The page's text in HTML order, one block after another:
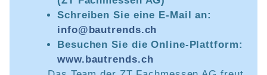
Schreiben Sie eine E-Mail an:
info@bautrends.ch
Besuchen Sie die Online-Plattform:
www.bautrends.ch